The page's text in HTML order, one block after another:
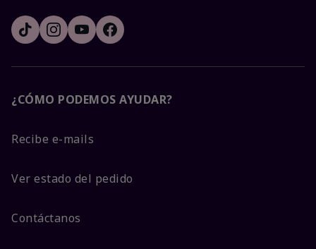
¿CÓMO PODEMOS AYUDAR?
Recibe e-mails
Ver estado del pedido
Contáctanos